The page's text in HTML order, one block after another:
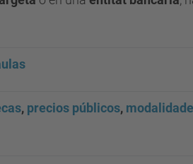
, precios públicos,